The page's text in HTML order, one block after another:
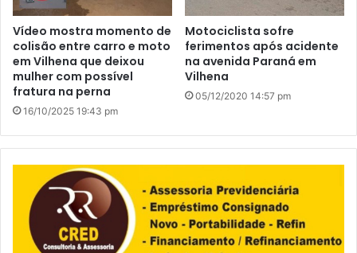
Vídeo mostra momento de
colisão entre carro e moto
em Vilhena que deixou
mulher com possível
fratura na perna
16/10/2025 19:43 pm
Motociclista sofre
ferimentos após acidente
na avenida Paraná em
Vilhena
05/12/2020 14:57 pm